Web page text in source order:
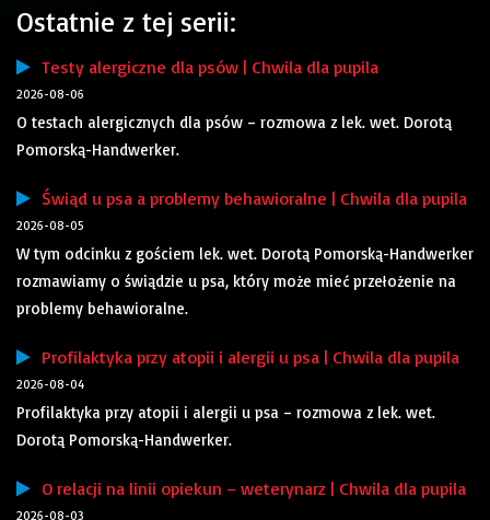
Ostatnie z tej serii:
Testy alergiczne dla psów | Chwila dla pupila
2026-08-06
O testach alergicznych dla psów – rozmowa z lek. wet. Dorotą
Pomorską-Handwerker.
Świąd u psa a problemy behawioralne | Chwila dla pupila
2026-08-05
W tym odcinku z gościem lek. wet. Dorotą Pomorską-Handwerker
rozmawiamy o świądzie u psa, który może mieć przełożenie na
problemy behawioralne.
Profilaktyka przy atopii i alergii u psa | Chwila dla pupila
2026-08-04
Profilaktyka przy atopii i alergii u psa – rozmowa z lek. wet.
Dorotą Pomorską-Handwerker.
O relacji na linii opiekun – weterynarz | Chwila dla pupila
2026-08-03